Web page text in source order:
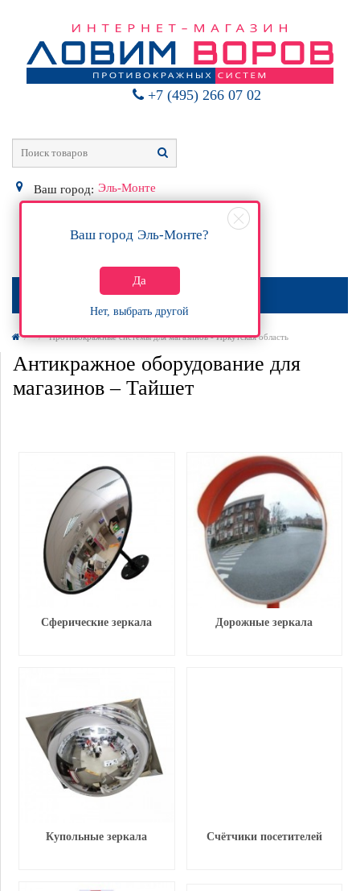
+7 (495) 266 07 02
Ваш город: Эль-Монте
Ваш город Эль-Монте?
Да
Нет, выбрать другой
0Р
МЕНЮ
Противокражные системы для магазинов - Иркутская область
Антикражное оборудование для
магазинов – Тайшет
Сферические зеркала Дорожные зеркала
Купольные зеркала Счётчики посетителей